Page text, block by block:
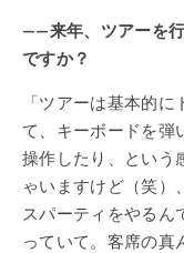
——来年、ツアーを
ですか？
「ツアーは基本的
て、キーボードを弾
操作したり、という
ゃいますけど（笑）
スパーティをやるん
っていて。客席の真